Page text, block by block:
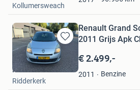
Kollumersweach
Bewaren
in
Mijn
Favorieten
Renault Grand
2011 Grijs Apk
€ 2.499,-
2011 Benzine
Ridderster
Ridderkerk